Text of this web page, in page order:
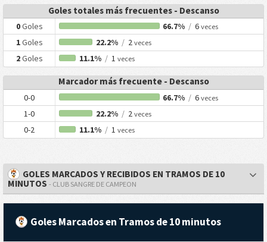
Goles totales más frecuentes - Descanso
0Goles 66.7% / 6veces
1Goles 22.2% /2 veces
2Goles 11.1% /1 veces
Marcador más frecuente - Descanso
0-0 66.7% / 6veces
1-0 22.2% /2 veces
0-2 11.1% /1 veces
GOLES MARCADOS Y RECIBIDOS EN TRAMOS DE 10
MINUTOS - CLUB SANGRE DE CAMPEON
Goles Marcados en Tramos de 10 minutos